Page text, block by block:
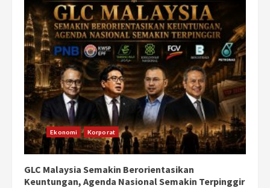
Ekonomi Korporat
GLC Malaysia Semakin Berorientasikan
Keuntungan, Agenda Nasional Semakin Terpinggir